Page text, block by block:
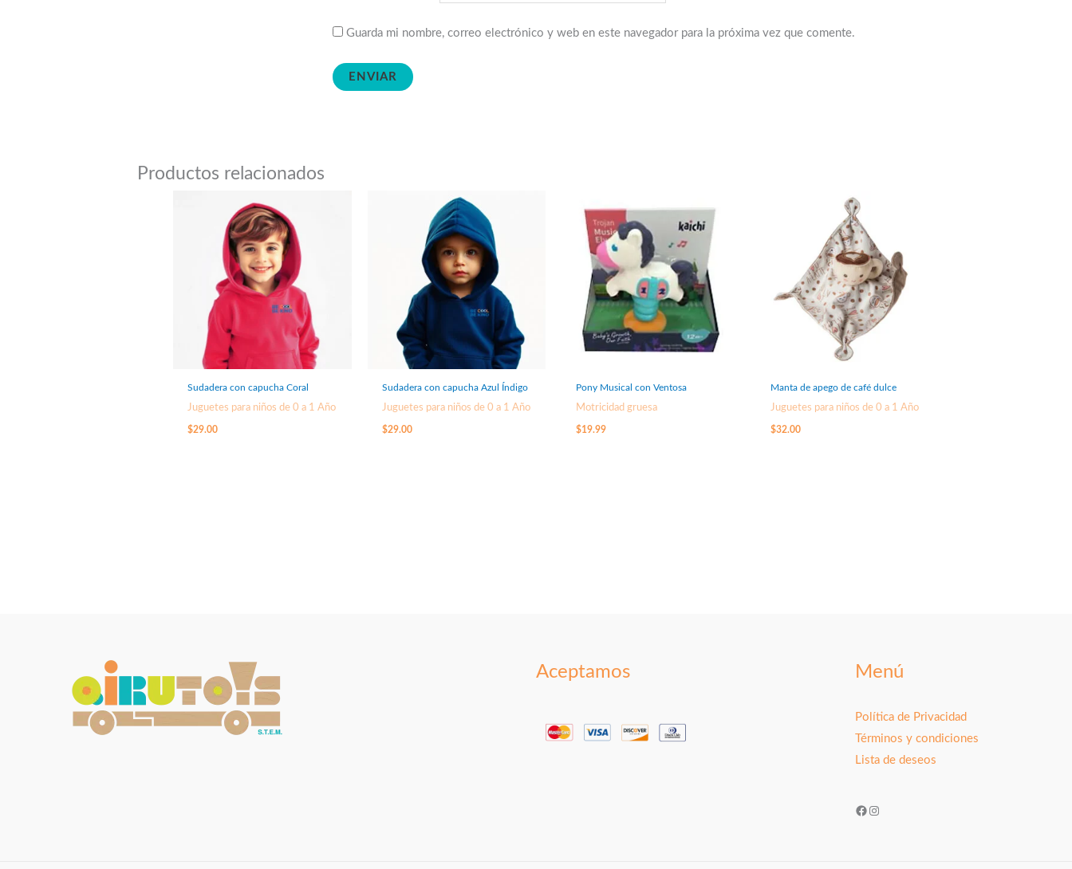
Guarda mi nombre, correo electrónico y web en este navegador para la próxima vez que comente.
Productos relacionados
Sudadera con capucha Coral
Juguetes para niños de 0 a 1 Año
$29.00
Sudadera con capucha Azul Índigo
Juguetes para niños de 0 a 1 Año
$29.00
Pony Musical con Ventosa
Motricidad gruesa
$19.99
Manta de apego de café dulce
Juguetes para niños de 0 a 1 Año
$32.00
Aceptamos Menú
Política de Privacidad
Términos y condiciones
Lista de deseos
Facebook
Instagram